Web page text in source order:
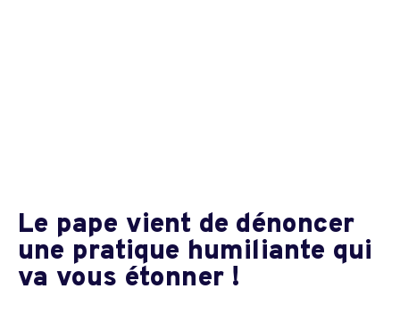
Le pape vient de dénoncer
une pratique humiliante qui
va vous étonner !